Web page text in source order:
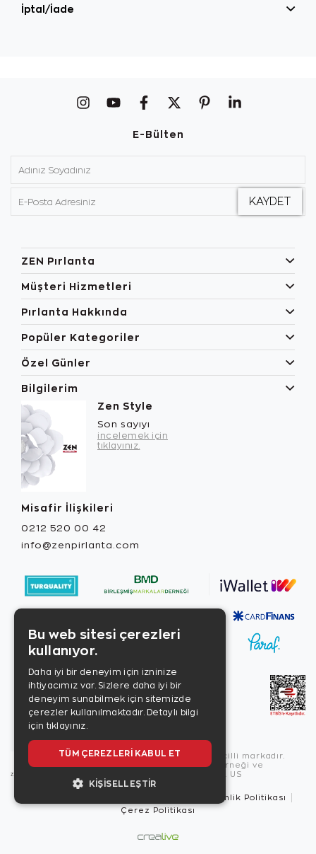
İptal/İade
E-Bülten
ZEN Pırlanta
Müşteri Hizmetleri
Pırlanta Hakkında
Popüler Kategoriler
Özel Günler
Bilgilerim
Zen Style
Son sayıyı
incelemek için
tıklayınız.
Misafir İlişkileri
0212 520 00 42
info@zenpirlanta.com
Copyright © 2026, Zen Diamond tescilli markadır.
Zen Diamond Birleşmiş Markalar Derneği ve
Turquality Destek Programı üyesidir. US
Güvenlik Politikası
Çerez Politikası
Bu web sitesi çerezleri
kullanıyor.
Daha iyi bir deneyim için izninize
ihtiyacımız var. Sizlere daha iyi bir
deneyim sunabilmek için sitemizde
çerezler kullanılmaktadır. Detaylı bilgi
için tıklayınız.
TÜM ÇEREZLERI KABUL ET
KIŞISELLEŞTIR